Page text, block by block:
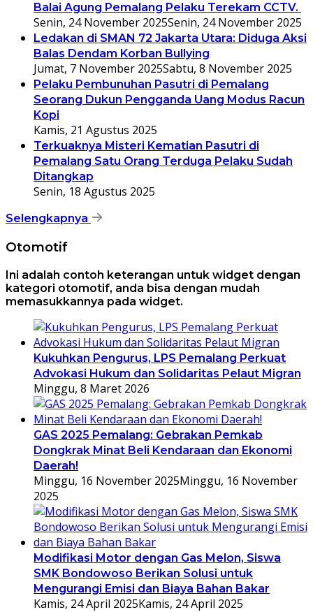
Balai Agung Pemalang Pelaku Terekam CCTV.
Senin, 24 November 2025Senin, 24 November 2025
Ledakan di SMAN 72 Jakarta Utara: Diduga Aksi
Balas Dendam Korban Bullying
Jumat, 7 November 2025Sabtu, 8 November 2025
Pelaku Pembunuhan Pasutri di Pemalang
Seorang Dukun Pengganda Uang Modus Racun
Kopi
Kamis, 21 Agustus 2025
Terkuaknya Misteri Kematian Pasutri di
Pemalang Satu Orang Terduga Pelaku Sudah
Ditangkap
Senin, 18 Agustus 2025
Selengkapnya
Otomotif
Ini adalah contoh keterangan untuk widget dengan
kategori otomotif, anda bisa dengan mudah
memasukkannya pada widget.
Kukuhkan Pengurus, LPS Pemalang Perkuat
Advokasi Hukum dan Solidaritas Pelaut Migran
Minggu, 8 Maret 2026
GAS 2025 Pemalang: Gebrakan Pemkab
Dongkrak Minat Beli Kendaraan dan Ekonomi
Daerah!
Minggu, 16 November 2025Minggu, 16 November
2025
Modifikasi Motor dengan Gas Melon, Siswa
SMK Bondowoso Berikan Solusi untuk
Mengurangi Emisi dan Biaya Bahan Bakar
Kamis, 24 April 2025Kamis, 24 April 2025